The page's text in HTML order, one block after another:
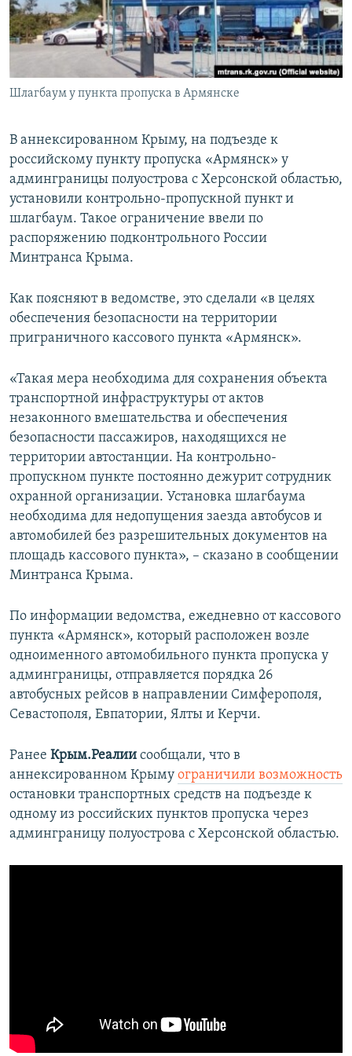
ПОБЕДИТЕЛЕЙ НЕ СУДЯТ?
КРЫМ.НЕПОКОРЕННЫЙ
УКРАИНСКАЯ ПРОБЛЕМА КРЫМА
ПРИСОЕДИНЯЙТЕСЬ!
Шлагбаум у пункта пропуска в Армянске
В аннексированном Крыму, на подъезде к
российскому пункту пропуска «Армянск» у
админграницы полуострова с Херсонской областью,
установили контрольно-пропускной пункт и
шлагбаум. Такое ограничение ввели по
распоряжению подконтрольного России
Минтранса Крыма.
Как поясняют в ведомстве, это сделали «в целях
обеспечения безопасности на территории
приграничного кассового пункта «Армянск».
«Такая мера необходима для сохранения объекта
транспортной инфраструктуры от актов
незаконного вмешательства и обеспечения
безопасности пассажиров, находящихся не
территории автостанции. На контрольно-
пропускном пункте постоянно дежурит сотрудник
охранной организации. Установка шлагбаума
необходима для недопущения заезда автобусов и
автомобилей без разрешительных документов на
площадь кассового пункта», – сказано в сообщении
Минтранса Крыма.
По информации ведомства, ежедневно от кассового
пункта «Армянск», который расположен возле
одноименного автомобильного пункта пропуска у
админграницы, отправляется порядка 26
автобусных рейсов в направлении Симферополя,
Севастополя, Евпатории, Ялты и Керчи.
Ранее Крым.Реалии сообщали, что в
аннексированном Крыму ограничили возможность
остановки транспортных средств на подъезде к
одному из российских пунктов пропуска через
админграницу полуострова с Херсонской областью.